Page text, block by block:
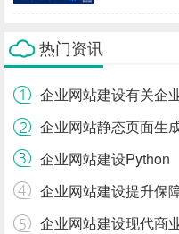
热门资讯
企业网站建设有关企
企业网站静态页面生
企业网站建设Python
企业网站建设提升保
企业网站建设现代商